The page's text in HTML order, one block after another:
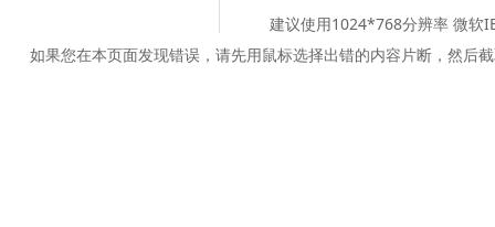
建议使用1024*768分辨率 微软
如果您在本页面发现错误，请先用鼠标选择出错的内容片断，然后